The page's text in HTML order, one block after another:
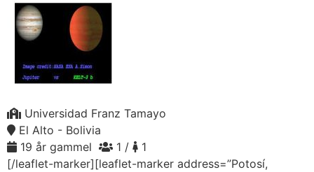
Universidad Franz Tamayo
El Alto - Bolivia
19 år gammel
1 /
1
[/leaflet-marker][leaflet-marker address=”Potosí,